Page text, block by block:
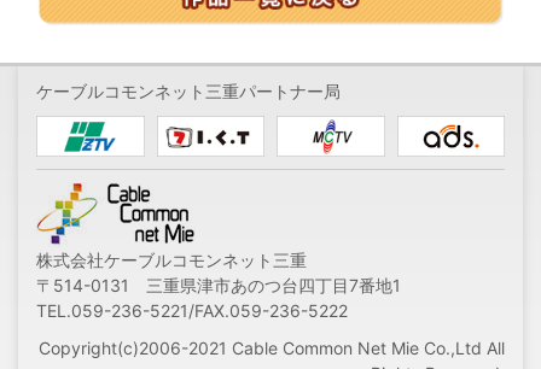
ケーブルコモンネット三重パートナー局
株式会社ケーブルコモンネット三重
〒514-0131 三重県津市あのつ台四丁目7番地1
TEL.059-236-5221/FAX.059-236-5222
Copyright(c)2006-2021 Cable Common Net Mie Co.,Ltd All